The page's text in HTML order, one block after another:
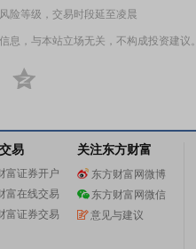
险等级，交易时段延至凌晨
息，与本站立场无关，不构成投资建议
易
富证券开户
富在线交易
富证券交易
关注东方财富
东方财富网微博
东方财富网微信
意见与建议